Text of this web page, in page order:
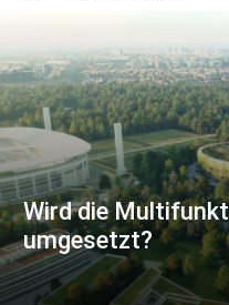
Wird die
umgesetzt?